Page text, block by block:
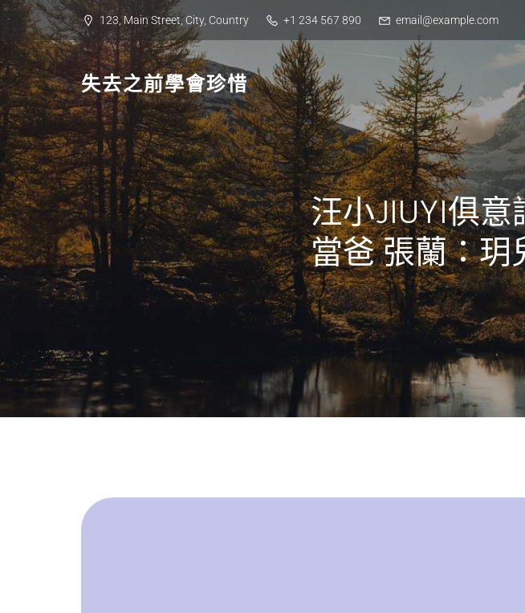
Skip
to
content
123, Main Street, City, Country +1 234 567 890 email@example.com
失去之前學會珍惜
汪小JIUYI俱
當爸 張蘭：玥